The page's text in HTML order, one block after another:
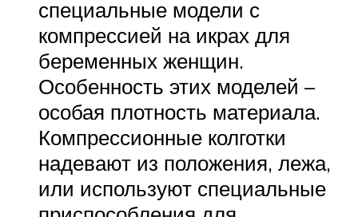
специальные модели с
компрессией на икрах для
беременных женщин.
Особенность этих моделей –
особая плотность материала.
Компрессионные колготки
надевают из положения, лежа,
или используют специальные